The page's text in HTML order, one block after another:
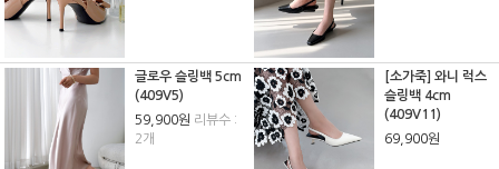
글로우 슬링백 5cm
(409V5)
59,900원 리뷰수 :
2개
[소가죽] 와니 럭스
슬링백 4cm
(409V11)
69,900원